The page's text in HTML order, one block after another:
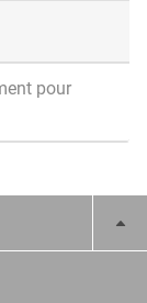
pour